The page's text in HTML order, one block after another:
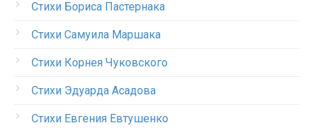
Стихи Бориса Пастернака
Стихи Самуила Маршака
Стихи Корнея Чуковского
Стихи Эдуарда Асадова
Стихи Евгения Евтушенко